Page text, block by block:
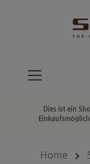
Dies ist ein
Home